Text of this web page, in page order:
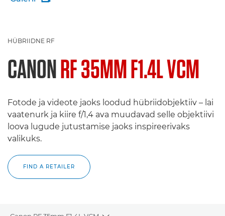
HÜBRIIDNE RF
CANONRF 35MM F1.4L VCM
Fotode ja videote jaoks loodud hübriidobjektiiv – lai
vaatenurk ja kiire f/1,4 ava muudavad selle objektiivi
loova lugude jutustamise jaoks inspireerivaks
valikuks.
FIND A RETAILER